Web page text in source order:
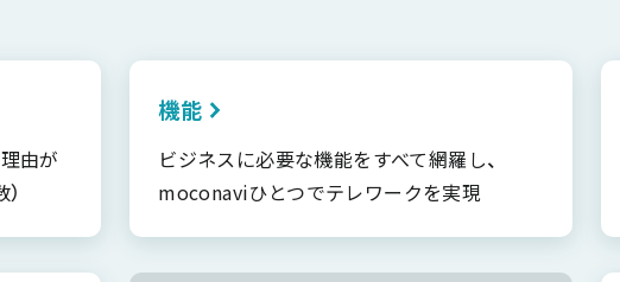
由が
機能
ビジネスに必要な機能をすべて網羅し、
moconaviひとつでテレワークを実現